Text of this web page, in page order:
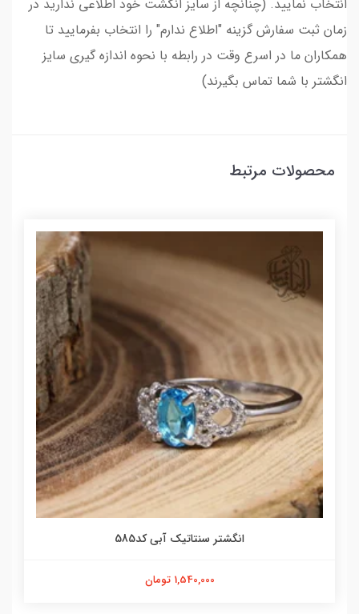
انتخاب نمایید. (چنانچه از سایز انگشت خود اطلاعی ندارید در
زمان ثبت سفارش گزینه "اطلاع ندارم" را انتخاب بفرمایید تا
همکاران ما در اسرع وقت در رابطه با نحوه اندازه گیری سایز
انگشتر با شما تماس بگیرند)
محصولات مرتبط
انگشتر سنتاتیک آبی کد585
1,540,000 تومان